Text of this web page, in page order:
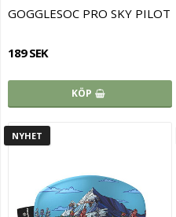
GOGGLESOC PRO SKY PILOT
189 SEK
KÖP
NYHET